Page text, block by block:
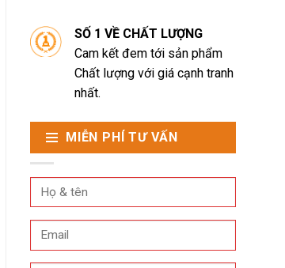
SỐ 1 VỀ CHẤT LƯỢNG
Cam kết đem tới sản phẩm
Chất lượng với giá cạnh tranh
nhất.
MIỄN PHÍ TƯ VẤN